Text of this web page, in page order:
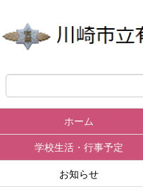
ホーム
学校生活・行事予定
お知らせ